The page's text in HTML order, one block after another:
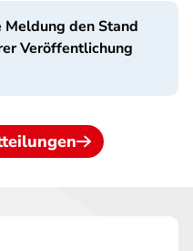
Meldung den Stand
Veröffentlichung